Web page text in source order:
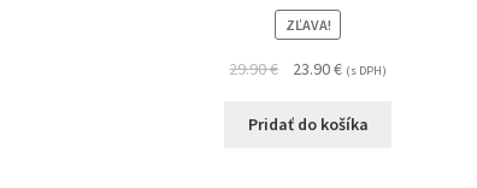
ZĽAVA!
29.90€ 23.90€ (s DPH)
Pridať do košíka